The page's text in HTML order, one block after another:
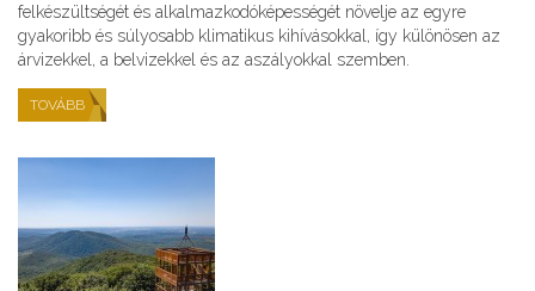
felkészültségét és alkalmazkodóképességét növelje az egyre
gyakoribb és súlyosabb klimatikus kihívásokkal, így különösen az
árvizekkel, a belvizekkel és az aszályokkal szemben.
TOVÁBB